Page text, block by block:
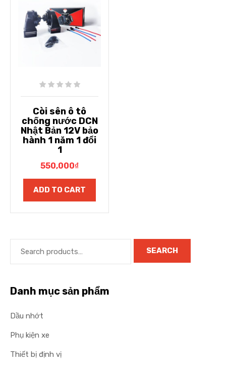
Còi sên ô tô
chống nước DCN
Nhật Bản 12V bảo
hành 1 năm 1 đổi
1
550,000₫
ADD TO CART
SEARCH
Danh mục sản phẩm
Dầu nhớt
Phụ kiện xe
Thiết bị định vị